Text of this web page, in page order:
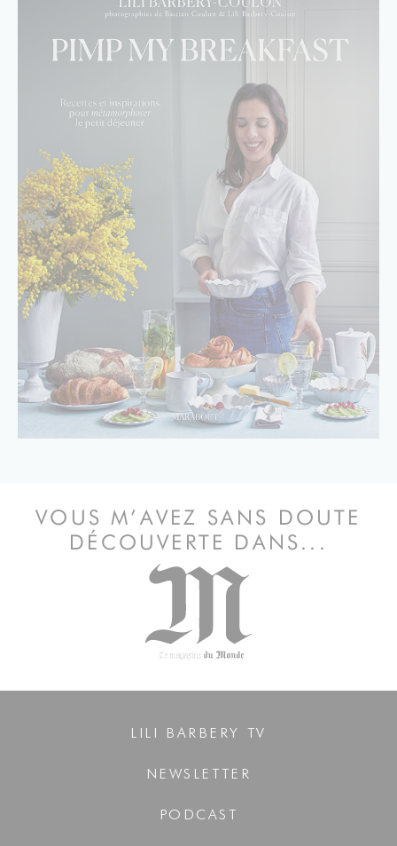
VOUS M’AVEZ SANS DOUTE
DÉCOUVERTE DANS...
LILI BARBERY TV
NEWSLETTER
PODCAST